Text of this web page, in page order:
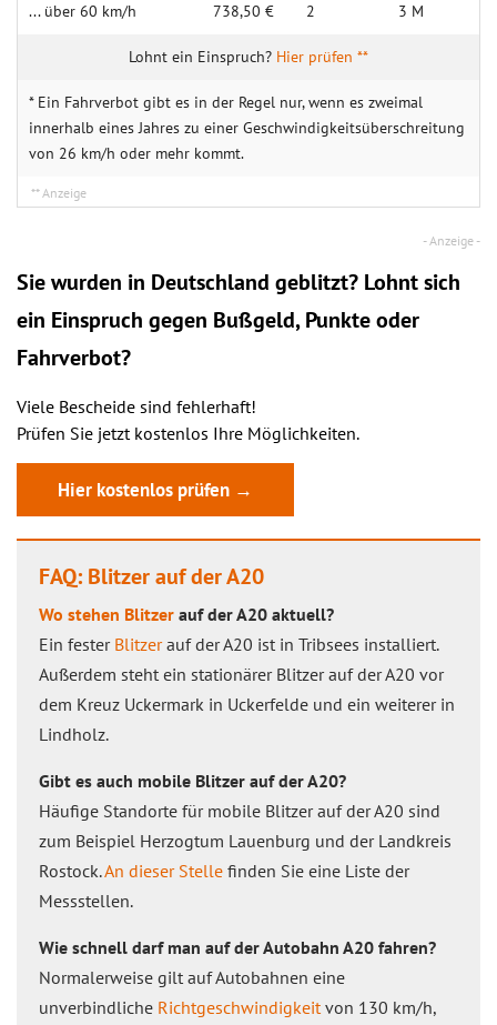
... über 60 km/h 738,50 € 2 3 M
Hier prüfen **
* Ein Fahrverbot gibt es in der Regel nur, wenn es zweimal
innerhalb eines Jahres zu einer Geschwindigkeitsüberschreitung
von 26 km/h oder mehr kommt.
Sie wurden in Deutschland geblitzt? Lohnt sich
ein Einspruch gegen Bußgeld, Punkte oder
Fahrverbot?
Viele Bescheide sind fehlerhaft!
Prüfen Sie jetzt kostenlos Ihre Möglichkeiten.
Hier kostenlos prüfen →
FAQ: Blitzer auf der A20
Wo stehen Blitzer auf der A20 aktuell?
Ein fester Blitzerauf der A20 ist in Tribsees installiert.
Außerdem steht ein stationärer Blitzer auf der A20 vor
dem Kreuz Uckermark in Uckerfelde und ein weiterer in
Lindholz.
Gibt es auch mobile Blitzer auf der A20?
Häufige Standorte für mobile Blitzer auf der A20 sind
zum Beispiel Herzogtum Lauenburg und der Landkreis
Rostock.An dieser Stelle finden Sie eine Liste der
Messstellen.
Wie schnell darf man auf der Autobahn A20 fahren?
Normalerweise gilt auf Autobahnen eine
unverbindliche Richtgeschwindigkeitvon 130 km/h,